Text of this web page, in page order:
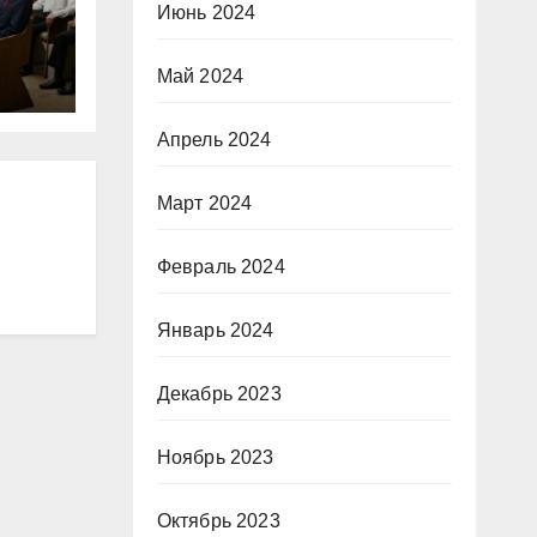
Июнь 2024
Май 2024
Апрель 2024
Март 2024
Февраль 2024
Январь 2024
Декабрь 2023
Ноябрь 2023
Октябрь 2023